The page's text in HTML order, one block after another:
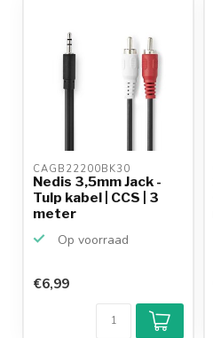
CAGB22200BK30
Nedis 3,5mm Jack -
Tulp kabel | CCS | 3
meter
Op voorraad
€6,99